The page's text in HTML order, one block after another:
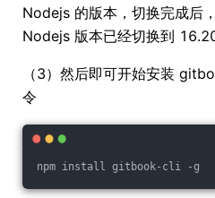
Nodejs 的版本，切换完成后
Nodejs 版本已经切换到
（3）然后即可开始安装
令
npm install gitbook-cli -g